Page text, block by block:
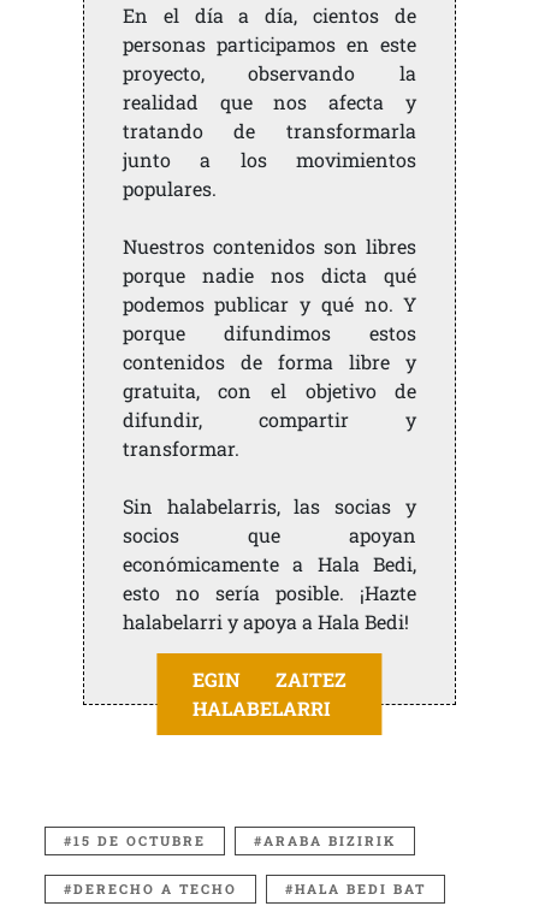
En el día a día, cientos de
personas participamos en este
proyecto, observando la
realidad que nos afecta y
tratando de transformarla
junto a los movimientos
populares.
Nuestros contenidos son libres
porque nadie nos dicta qué
podemos publicar y qué no. Y
porque difundimos estos
contenidos de forma libre y
gratuita, con el objetivo de
difundir, compartir y
transformar.
Sin halabelarris, las socias y
socios que apoyan
económicamente a Hala Bedi,
esto no sería posible. ¡Hazte
halabelarri y apoya a Hala Bedi!
EGIN ZAITEZ
HALABELARRI
15 DE OCTUBRE ARABA BIZIRIK
DERECHO A TECHO HALA BEDI BAT